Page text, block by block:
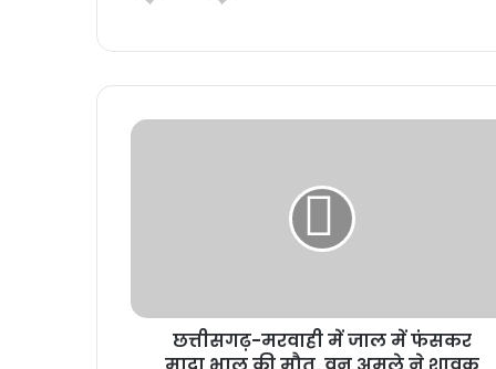
छत्तीसगढ़-मरवाही में जाल में फंसकर